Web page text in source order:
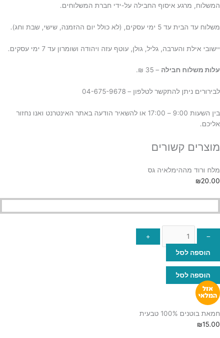
המשלוח, מרגע איסוף החבילה על-ידי חברת המשלוחים.
משלוח עד הבית עד 5 ימי עסקים, (לא כולל יום ההזמנה, שישי, שבת וחג).
יישובי אילת והערבה, גליל, גולן, עוטף עזה ויהודה ושומרון עד 7 ימי עסקים.
עלות משלוח חבילה – 35 ₪.
לבירורים ניתן להתקשר לטלפון – 04-675-9678
בין השעות 9:00 – 17:00 או להשאיר הודעה באתר האינטרנט ואנו נחזור
אליכם.
מוצרים קשורים
מלח ורוד מההימלאיה גס
₪20.00
–
+
הוספה לסל
הוספה לסל
חמאת בוטנים 100% טבעית
₪15.00